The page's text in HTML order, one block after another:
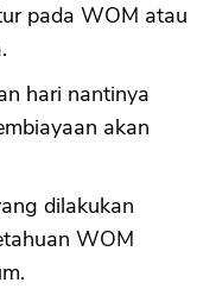
pada WOM atau
hari nantinya
akan
dilakukan
WOM